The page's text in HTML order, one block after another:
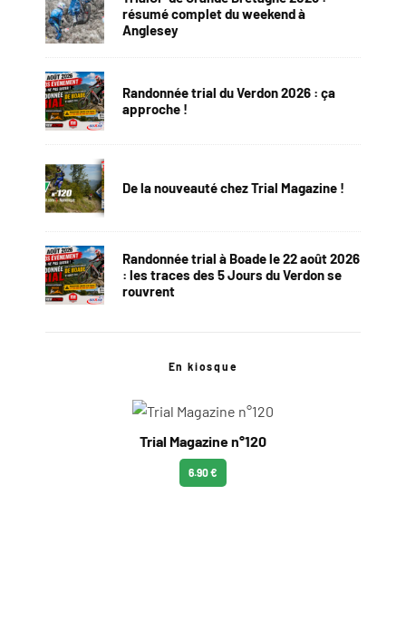
résumé complet du weekend à
Anglesey
Randonnée trial du Verdon 2026 : ça
approche !
De la nouveauté chez Trial Magazine !
Randonnée trial à Boade le 22 août 2026
: les traces des 5 Jours du Verdon se
rouvrent
En kiosque
Trial Magazine n°120
6.90 €